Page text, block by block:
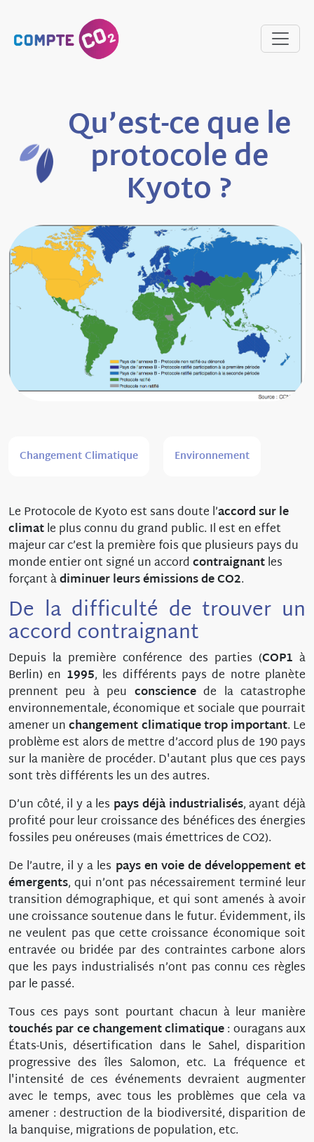
Qu’est-ce que le
protocole de
Kyoto ?
Changement Climatique Environnement
Le Protocole de Kyoto est sans doute l’accord sur le
climatle plus connu du grand public. Il est en effet
majeur car c’est la première fois que plusieurs pays du
monde entier ont signé un accordcontraignantles
forçant àdiminuer leurs émissions de CO2.
De la difficulté de trouver un
accord contraignant
Depuis la première conférence des parties (COP1 à
Berlin) en 1995, les différents pays de notre planète
prennent peu à peu consciencede la catastrophe
environnementale, économique et sociale que pourrait
amener unchangement climatique trop important. Le
problème est alors de mettre d’accord plus de 190 pays
sur la manière de procéder. D'autant plus que ces pays
sont très différents les un des autres.
D’un côté, il y a les pays déjà industrialisés, ayant déjà
profité pour leur croissance des bénéfices des énergies
fossiles peu onéreuses (mais émettrices de CO2).
De l’autre, il y a les pays en voie de développement et
émergents, qui n’ont pas nécessairement terminé leur
transition démographique, et qui sont amenés à avoir
une croissance soutenue dans le futur. Évidemment, ils
ne veulent pas que cette croissance économique soit
entravée ou bridée par des contraintes carbone alors
que les pays industrialisés n’ont pas connu ces règles
par le passé.
Tous ces pays sont pourtant chacun à leur manière
touchés par ce changement climatique: ouragans aux
États-Unis, désertification dans le Sahel, disparition
progressive des îles Salomon, etc. La fréquence et
l'intensité de ces événements devraient augmenter
avec le temps, avec tous les problèmes que cela va
amener : destruction de la biodiversité, disparition de
la banquise, migrations de population, etc.